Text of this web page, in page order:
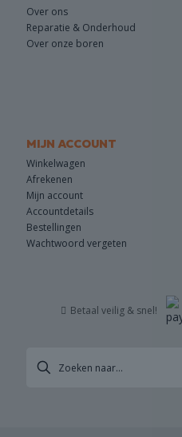
Over ons
Reparatie & Onderhoud
Over onze boren
MIJN ACCOUNT
Winkelwagen
Afrekenen
Mijn account
Accountdetails
Bestellingen
Wachtwoord vergeten
Betaal veilig & snel!